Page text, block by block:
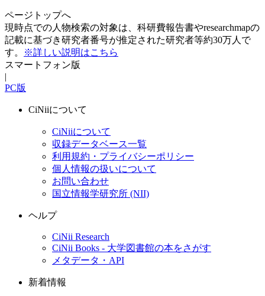
ページトップへ
現時点での人物検索の対象は、科研費報告書やresearchmapの
記載に基づき研究者番号が推定された研究者等約30万人で
す。
※詳しい説明はこちら
スマートフォン版
|
PC版
CiNiiについて
CiNiiについて
収録データベース一覧
利用規約・プライバシーポリシー
個人情報の扱いについて
お問い合わせ
国立情報学研究所 (NII)
ヘルプ
CiNii Research
CiNii Books - 大学図書館の本をさがす
メタデータ・API
新着情報